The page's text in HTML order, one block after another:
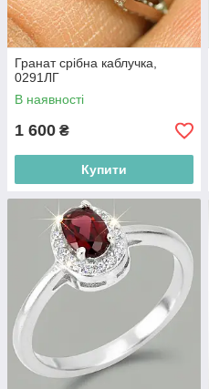
Гранат срібна каблучка,
0291ЛГ
В наявності
1 600 ₴
Купити